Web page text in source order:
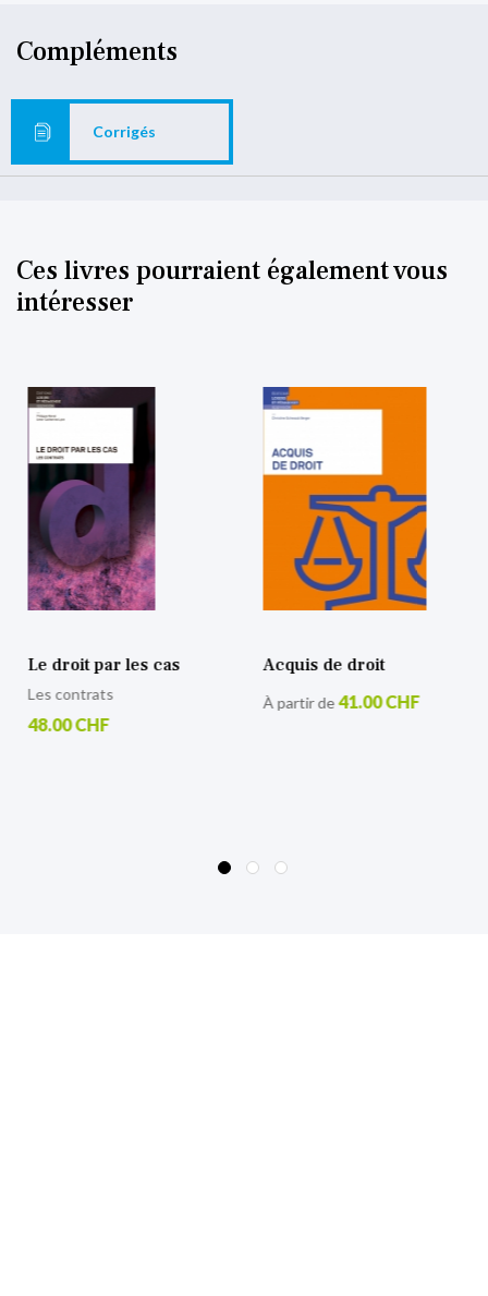
Compléments
Corrigés
Ces livres pourraient également vous
intéresser
Le droit par les cas
Les contrats
48.00 CHF
Acquis de droit
À partir de 41.00 CHF